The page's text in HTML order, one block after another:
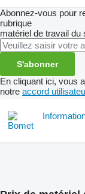
Abonnez-vous pour
rubrique
matériel de travail du
S'abonner
En cliquant ici, vous
notre accord